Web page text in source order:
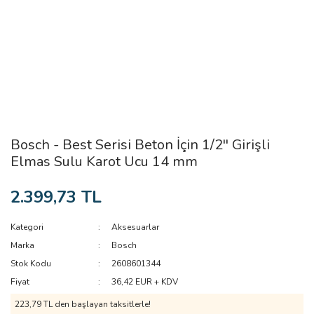
Bosch - Best Serisi Beton İçin 1/2'' Girişli
Elmas Sulu Karot Ucu 14 mm
2.399,73 TL
Kategori
Aksesuarlar
Marka
Bosch
Stok Kodu
2608601344
Fiyat
36,42 EUR + KDV
223,79 TL den başlayan taksitlerle!